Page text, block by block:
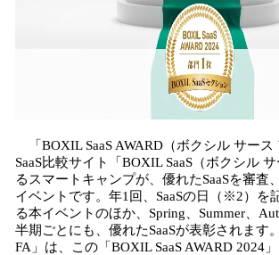
「BOXIL SaaS AWARD（ボクシル サース
SaaS比較サイト「BOXIL SaaS（ボクシル
るスマートキャンプが、優れたSaaSを審査
イベントです。年1回、SaaSの日（※2）を
る本イベントのほか、Spring、Summer、
半期ごとにも、優れたSaaSが表彰されます
FA」は、この「BOXIL SaaS AWARD 2024